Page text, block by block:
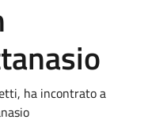
ha incontrato a